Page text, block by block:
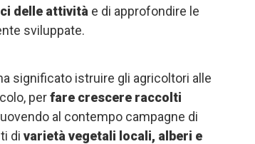
delle attività e di approfondire le
sviluppate.
significato istruire gli agricoltori alle
perfare crescere raccolti
al contempo campagne di
di varietà vegetali locali, alberi e